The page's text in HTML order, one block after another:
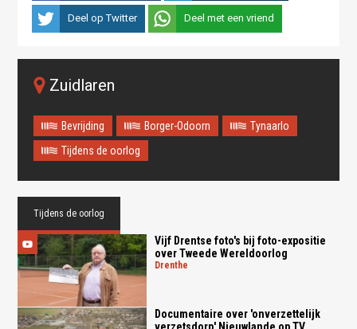
Deel op Twitter Deel met een vriend
Zuidlaren
Bevrijding Borger-Odoorn
Tynaarlo
Tijdens de oorlog
Tijdens de oorlog
Vijf Drentse foto's bij foto-expositie
over Tweede Wereldoorlog
drenthe
Documentaire over 'onverzettelijk
verzetsdorp' Nieuwlande op TV